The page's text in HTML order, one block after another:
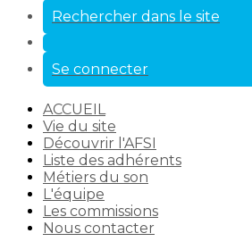
Rechercher dans le site
Se connecter
ACCUEIL
Vie du site
Découvrir l'AFSI
Liste des adhérents
Métiers du son
L'équipe
Les commissions
Nous contacter